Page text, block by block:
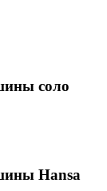
соло
Hansa